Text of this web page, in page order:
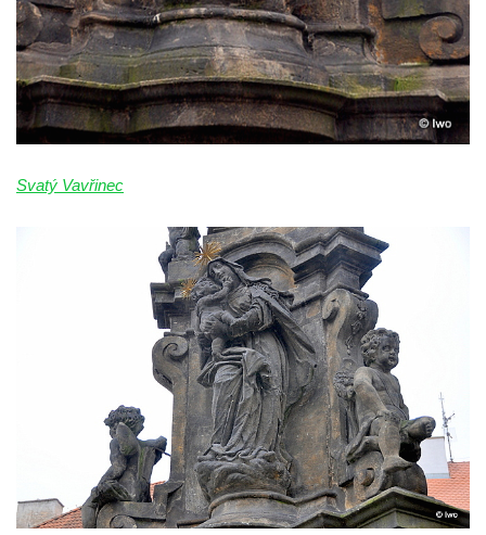
Garrigue Masaryka v České Lípě
Sloup Nejsvětější trojice v Teplicích
Sloup Panny Marie ve Vysokém nad
Jizerou
Sloup svatého Jakuba Většího u Jelení
(Svatohorská Madona) v Klášterci nad Ohří
Sloup Nejsvětější Trojice na náměstí v
Klášterci nad Ohří
Sloup Nejsvětější Trojice v Klášterci nad
Sloup Panny Marie s Ježíškem v Klášterci
nad Ohří
Sloup Panny Marie v Mimoni
Sloup Panny Marie v Mnichově Hradišti
Sloup Panny Marie v Klášterci nad Ohří
Svatý Vavřinec